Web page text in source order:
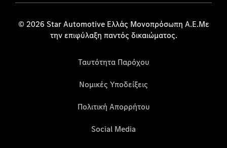
© 2026 Star Automotive Ελλάς Μονοπρόσωπη Α.Ε.Με
την επιφύλαξη παντός δικαιώματος.
Ταυτότητα Παρόχου
Νομικές Υποδείξεις
Πολιτική Απορρήτου
Social Media